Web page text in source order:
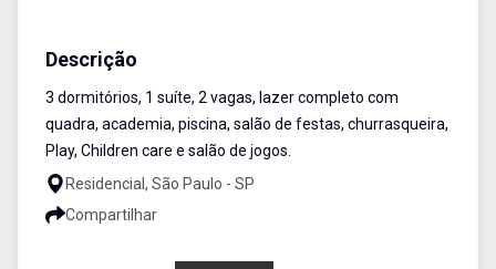
Descrição
3 dormitórios, 1 suíte, 2 vagas, lazer completo com
quadra, academia, piscina, salão de festas, churrasqueira,
Play, Children care e salão de jogos.
Residencial, São Paulo - SP
Compartilhar